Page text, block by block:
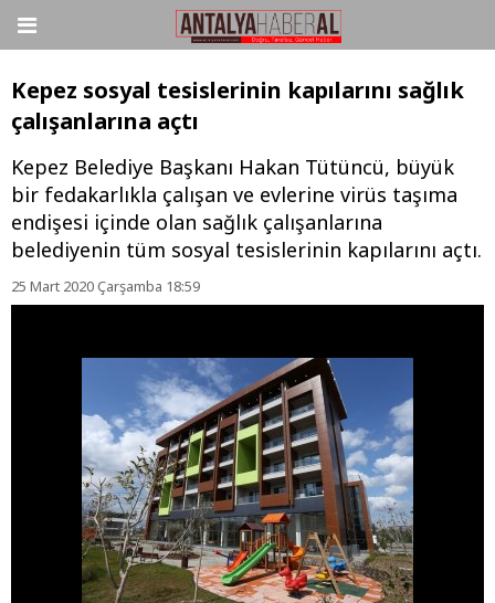
Kepez sosyal tesislerinin kapılarını sağlık
çalışanlarına açtı
Kepez Belediye Başkanı Hakan Tütüncü, büyük
bir fedakarlıkla çalışan ve evlerine virüs taşıma
endişesi içinde olan sağlık çalışanlarına
belediyenin tüm sosyal tesislerinin kapılarını açtı.
25 Mart 2020 Çarşamba 18:59